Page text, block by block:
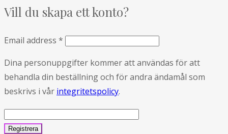
Vill du skapa ett konto?
Email address *
Dina personuppgifter kommer att användas för att
behandla din beställning och för andra ändamål som
beskrivs i vår integritetspolicy.